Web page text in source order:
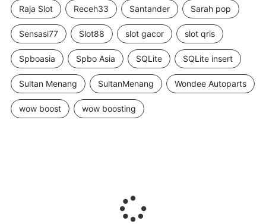
Raja Slot Receh33 Santander Sarah pop
Sensasi77 Slot88 slot gacor slot qris
Spboasia Spbo Asia SQLite SQLite insert
Sultan Menang SultanMenang Wondee Autoparts
wow boost wow boosting